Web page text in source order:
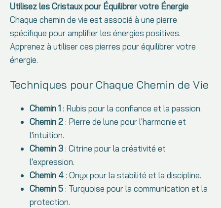
Utilisez les Cristaux pour Équilibrer votre Énergie
Chaque chemin de vie est associé à une pierre
spécifique pour amplifier les énergies positives.
Apprenez à utiliser ces pierres pour équilibrer votre
énergie.
Techniques pour Chaque Chemin de Vie
Chemin 1 : Rubis pour la confiance et la passion.
Chemin 2 : Pierre de lune pour l'harmonie et
l'intuition.
Chemin 3 : Citrine pour la créativité et
l'expression.
Chemin 4 : Onyx pour la stabilité et la discipline.
Chemin 5 : Turquoise pour la communication et la
protection.